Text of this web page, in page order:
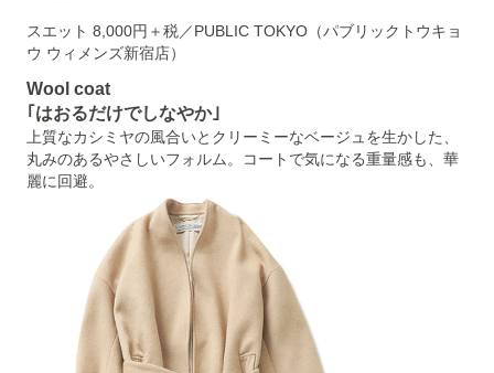
スエット 8,000円＋税／PUBLIC TOKYO（パブリックトウキョ
ウ ウィメンズ新宿店）
Wool coat
｢はおるだけでしなやか｣
上質なカシミヤの風合いとクリーミーなベージュを生かした、
丸みのあるやさしいフォルム。コートで気になる重量感も、華
麗に回避。